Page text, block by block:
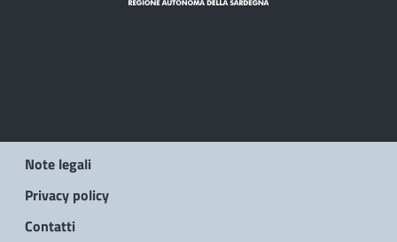
Note legali
Privacy policy
Contatti